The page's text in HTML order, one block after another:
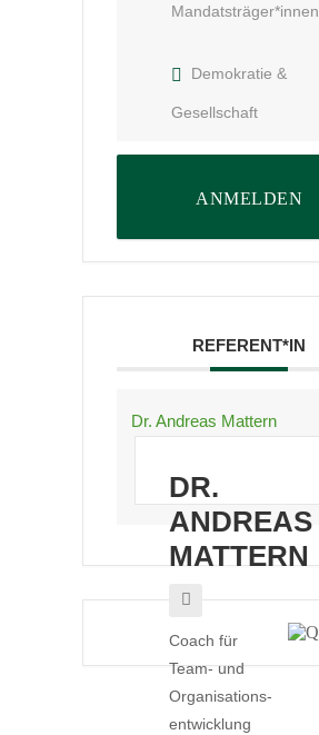
Mandatsträger*innen
Demokratie &
Gesellschaft
ANMELDEN
REFERENT*IN
Dr. Andreas Mattern
DR.
ANDREAS
MATTERN
Coach für
Team- und
Organi­sa­ti­ons­
ent­wicklung